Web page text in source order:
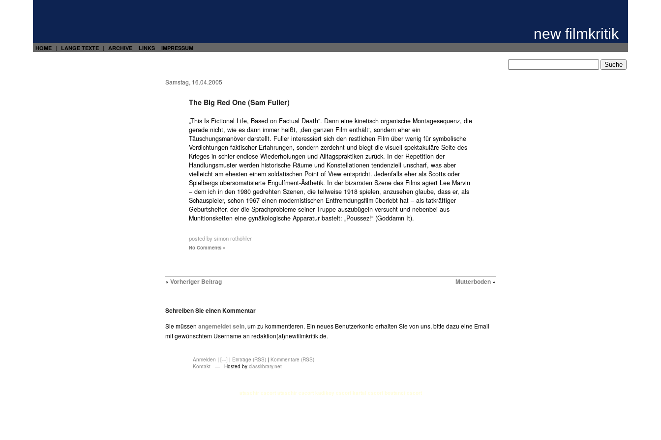
new filmkritik
HOME | LANGE TEXTE | ARCHIVE LINKS IMPRESSUM
Samstag, 16.04.2005
The Big Red One (Sam Fuller)
„This Is Fictional Life, Based on Factual Death“. Dann eine kinetisch organische Montagesequenz, die
gerade nicht, wie es dann immer heißt, ‚den ganzen Film enthält‘, sondern eher ein
Täuschungsmanöver darstellt. Fuller interessiert sich den restlichen Film über wenig für symbolische
Verdichtungen faktischer Erfahrungen, sondern zerdehnt und biegt die visuell spektakuläre Seite des
Krieges in schier endlose Wiederholungen und Alltagspraktiken zurück. In der Repetition der
Handlungsmuster werden historische Räume und Konstellationen tendenziell unscharf, was aber
vielleicht am ehesten einem soldatischen Point of View entspricht. Jedenfalls eher als Scotts oder
Spielbergs übersomatisierte Engulfment-Ästhetik. In der bizarrsten Szene des Films agiert Lee Marvin
– dem ich in den 1980 gedrehten Szenen, die teilweise 1918 spielen, anzusehen glaube, dass er, als
Schauspieler, schon 1967 einen modernistischen Entfremdungsfilm überlebt hat – als tatkräftiger
Geburtshelfer, der die Sprachprobleme seiner Truppe auszubügeln versucht und nebenbei aus
Munitionsketten eine gynäkologische Apparatur bastelt: „Poussez!“ (Goddamn It).
posted by simon rothöhler
No Comments »
« Vorheriger Beitrag Mutterboden »
Schreiben Sie einen Kommentar
Sie müssen angemeldet sein, um zu kommentieren. Ein neues Benutzerkonto erhalten Sie von uns, bitte dazu eine Email
mit gewünschtem Username an redaktion(at)newfilmkritik.de.
Anmelden | [---] | Einträge (RSS) | Kommentare (RSS)
Kontakt — Hosted by classlibrary.net
atasehir escort atasehir escort kadikoy escort kartal escort bostanci escort